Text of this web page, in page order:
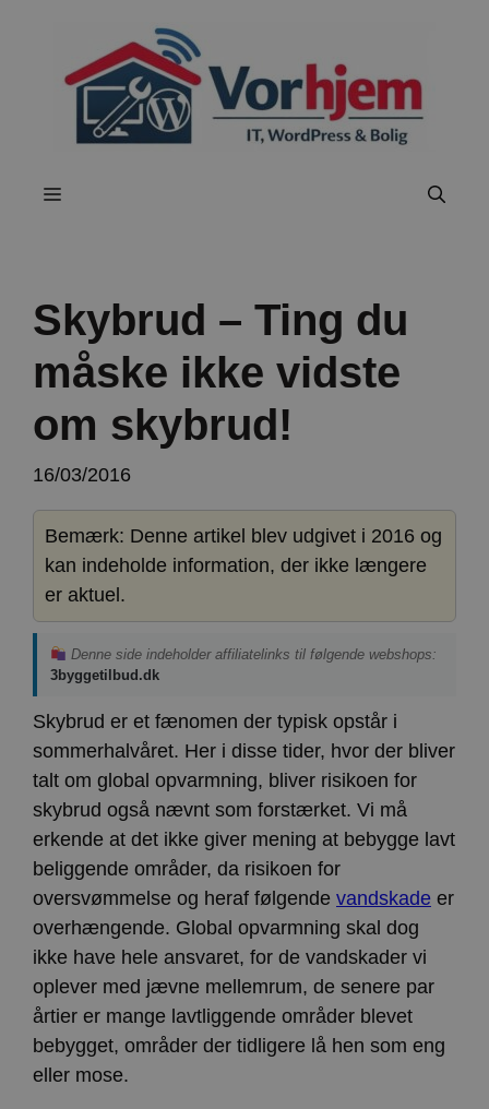
Menu
Skybrud – Ting du
måske ikke vidste
om skybrud!
16/03/2016
Bemærk: Denne artikel blev udgivet i 2016 og
kan indeholde information, der ikke længere
er aktuel.
Denne side indeholder affiliatelinks til følgende webshops:
3byggetilbud.dk
Skybrud er et fænomen der typisk opstår i
sommerhalvåret. Her i disse tider, hvor der bliver
talt om global opvarmning, bliver risikoen for
skybrud også nævnt som forstærket. Vi må
erkende at det ikke giver mening at bebygge lavt
beliggende områder, da risikoen for
oversvømmelse og heraf følgende vandskade er
overhængende. Global opvarmning skal dog
ikke have hele ansvaret, for de vandskader vi
oplever med jævne mellemrum, de senere par
årtier er mange lavtliggende områder blevet
bebygget, områder der tidligere lå hen som eng
eller mose.